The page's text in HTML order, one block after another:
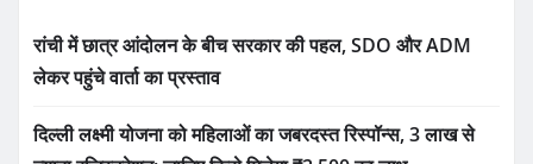
रांची में छात्र आंदोलन के बीच सरकार की पहल, SDO और ADM
लेकर पहुंचे वार्ता का प्रस्ताव
दिल्ली लक्ष्मी योजना को महिलाओं का जबरदस्त रिस्पॉन्स, 3 लाख से